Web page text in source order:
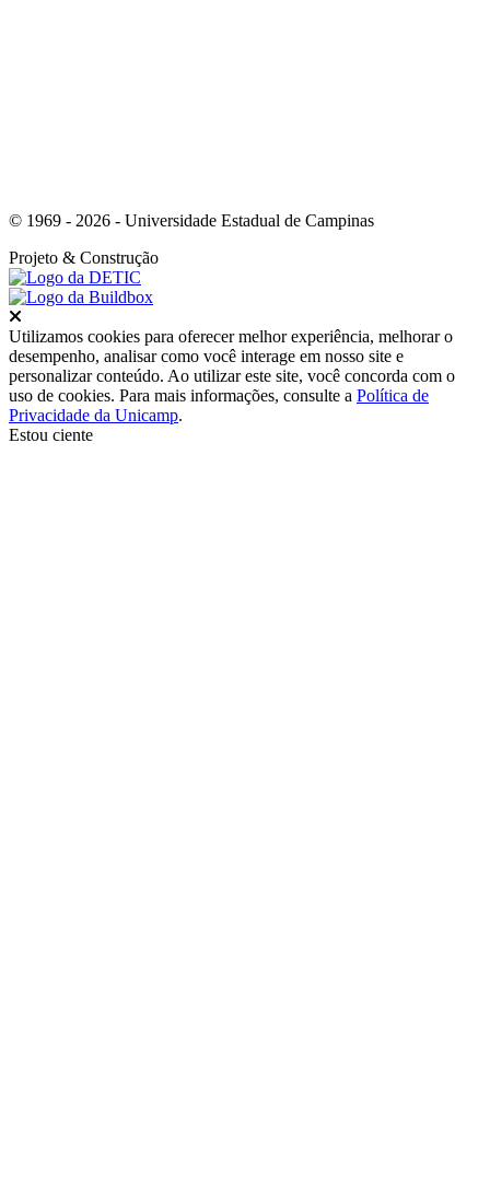
© 1969 - 2026 - Universidade Estadual de Campinas
Projeto & Construção
Utilizamos cookies para oferecer melhor experiência, melhorar o
desempenho, analisar como você interage em nosso site e
personalizar conteúdo. Ao utilizar este site, você concorda com o
uso de cookies. Para mais informações, consulte a Política de
Privacidade da Unicamp.
Estou ciente